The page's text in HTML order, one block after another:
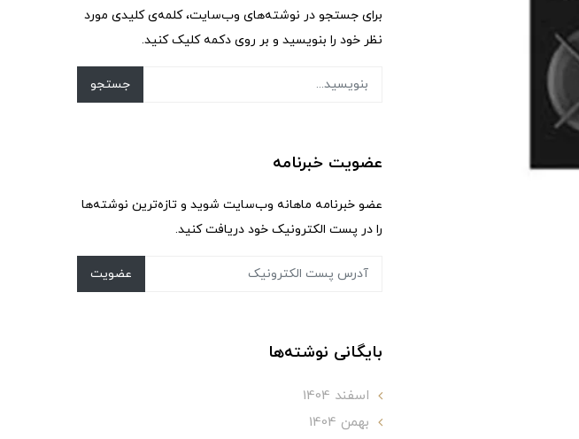
برای جستجو در نوشته‌های وب‌سایت، کلمه‌ی کلیدی مورد
نظر خود را بنویسید و بر روی دکمه کلیک کنید.
جستجو
عضویت خبرنامه
عضو خبرنامه ماهانه وب‌سایت شوید و تازه‌ترین نوشته‌ها
را در پست الکترونیک خود دریافت کنید.
عضویت
بایگانی نوشته‌ها
اسفند 1404
بهمن 1404